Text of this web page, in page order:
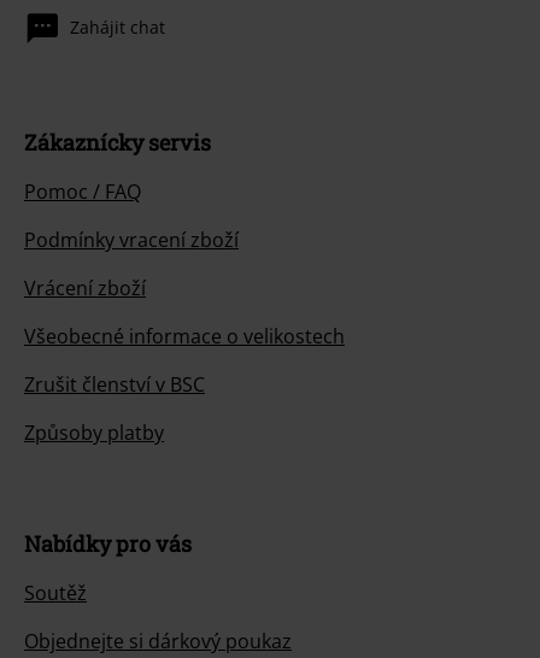
Zahájit chat
Zákaznícky servis
Pomoc / FAQ
Podmínky vracení zboží
Vrácení zboží
Všeobecné informace o velikostech
Zrušit členství v BSC
Způsoby platby
Nabídky pro vás
Soutěž
Objednejte si dárkový poukaz